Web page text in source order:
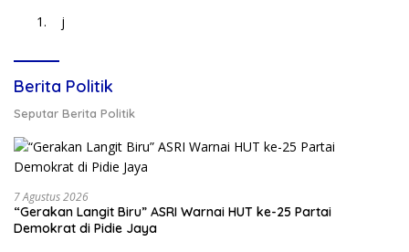
j
Berita Politik
Seputar Berita Politik
7 Agustus 2026
“Gerakan Langit Biru” ASRI Warnai HUT ke-25 Partai
Demokrat di Pidie Jaya